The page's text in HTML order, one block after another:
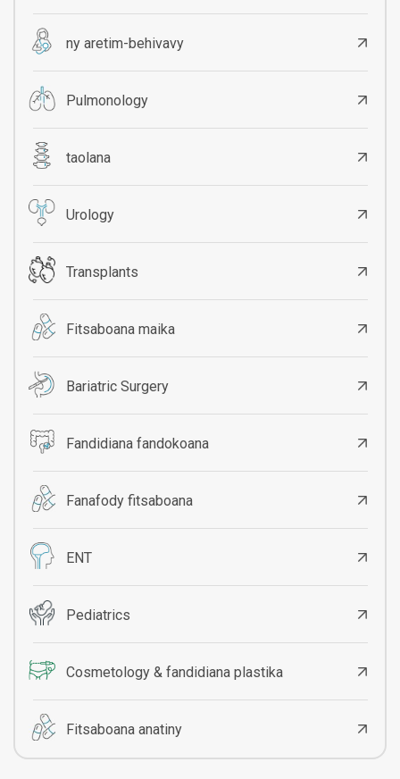
ny aretim-behivavy
Pulmonology
taolana
Urology
Transplants
Fitsaboana maika
Bariatric Surgery
Fandidiana fandokoana
Fanafody fitsaboana
ENT
Pediatrics
Cosmetology & fandidiana plastika
Fitsaboana anatiny